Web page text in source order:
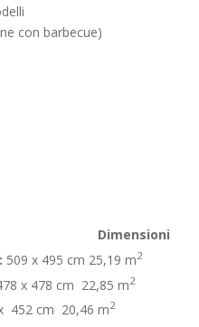
con barbecue)
Dimensioni
509 x 495 cm 25,19 m2
x 478 cm 22,85 m2
452 cm 20,46 m2